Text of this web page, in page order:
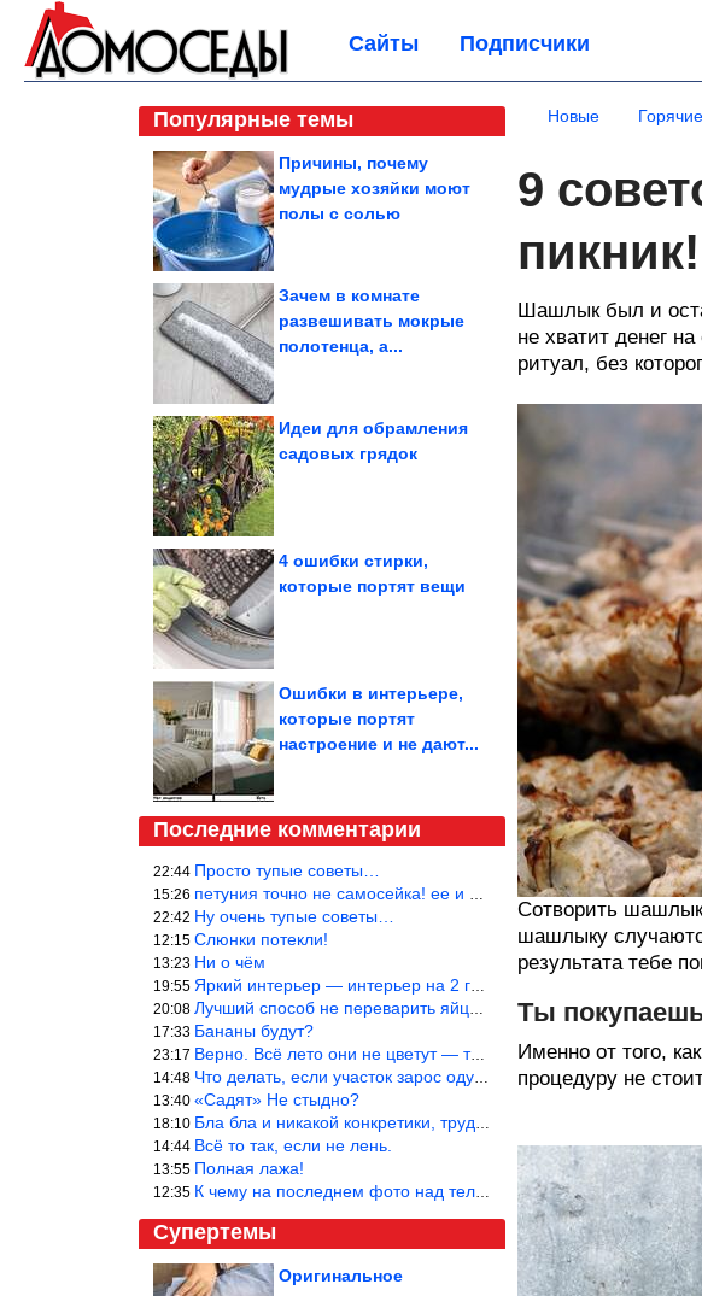
Сайты Подписчики
Популярные темы
Причины, почему
мудрые хозяйки моют
полы с солью
Зачем в комнате
развешивать мокрые
полотенца, а...
Идеи для обрамления
садовых грядок
4 ошибки стирки,
которые портят вещи
Ошибки в интерьере,
которые портят
настроение и не дают...
Последние комментарии
22:44 Просто тупые советы…
15:26 петуния точно не самосейка! ее и из рассады тяжело вырастить!
22:42 Ну очень тупые советы…
12:15 Слюнки потекли!
13:23 Ни о чём
19:55 Яркий интерьер — интерьер на 2 года! Человек должен отдыхать в с
20:08 Лучший способ не переварить яйцо — довести его до кипения и выкл
17:33 Бананы будут?
23:17 Верно. Всё лето они не цветут — только в его начале. Достаточно
14:48 Что делать, если участок зарос одуванчиками — ничего.
13:40 «Садят» Не стыдно?
18:10 Бла бла и никакой конкретики, трудно указать наименование рекоме
14:44 Всё то так, если не лень.
13:55 Полная лажа!
12:35 К чему на последнем фото над телевизором две полки? Делают интер
Супертемы
Оригинальное
Новые Горячие
9
пикник!
Шашлык был и
не хватит денег
ритуал, без
Сотворить
шашлыку
результата тебе
Ты
Именно от того,
процедуру не